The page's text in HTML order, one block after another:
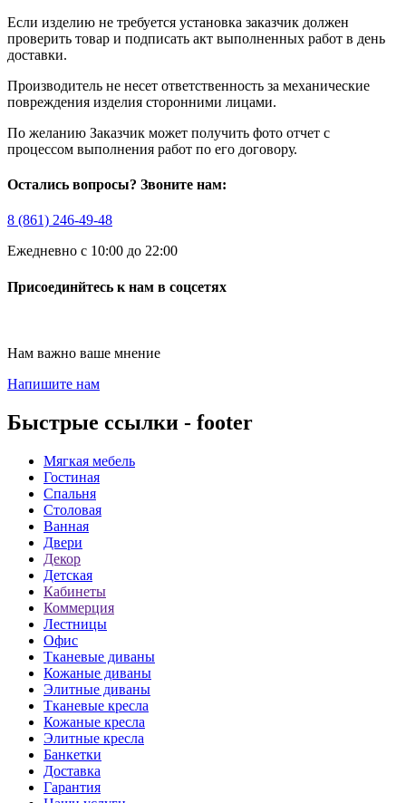
Если изделию не требуется установка заказчик должен
проверить товар и подписать акт выполненных работ в день
доставки.
Производитель не несет ответственность за механические
повреждения изделия сторонними лицами.
По желанию Заказчик может получить фото отчет с
процессом выполнения работ по его договору.
Остались вопросы? Звоните нам:
8 (861) 246-49-48
Ежедневно с 10:00 до 22:00
Присоединйтесь к нам в соцсетях
Нам важно ваше мнение
Напишите нам
Быстрые ссылки - footer
Мягкая мебель
Гостиная
Спальня
Столовая
Ванная
Двери
Декор
Детская
Кабинеты
Коммерция
Лестницы
Офис
Тканевые диваны
Кожаные диваны
Элитные диваны
Тканевые кресла
Кожаные кресла
Элитные кресла
Банкетки
Доставка
Гарантия